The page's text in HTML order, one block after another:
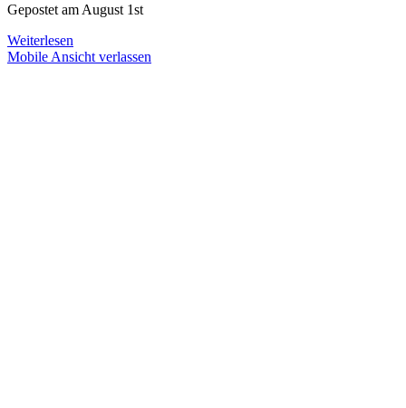
Gepostet am August 1st
Weiterlesen
Mobile Ansicht verlassen